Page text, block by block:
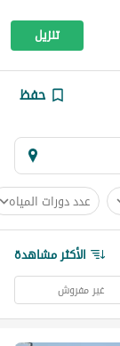
تنزيل
حفظ
عدد دورات المياه
الأكثر مشاهدة
غير مفروش